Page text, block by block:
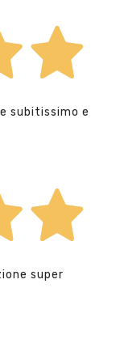
subitissimo e
super